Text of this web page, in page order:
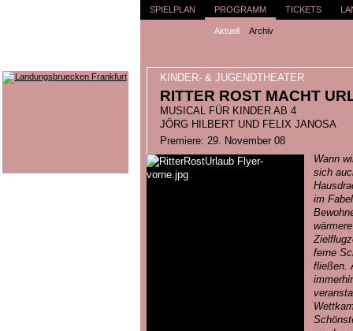
SPIELPLAN PROGRAMM
Aktuell Archiv
TICKETS
KINDER- & JUGENDTHEATER
RITTER ROST MACHT
MUSICAL FÜR KINDER AB 4
JÖRG HILBERT UND FELIX JANOSA
Premiere: 29. November 08
Wann
sich
im
ferne
fließen.